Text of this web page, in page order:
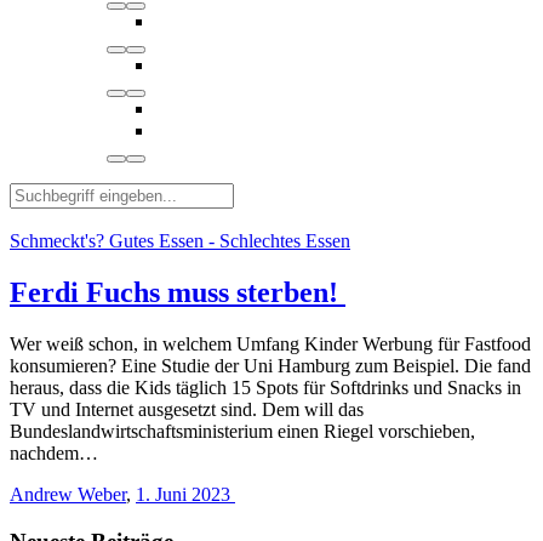
Schmeckt's? Gutes Essen - Schlechtes Essen
Ferdi Fuchs muss sterben!
Wer weiß schon, in welchem Umfang Kinder Werbung für Fastfood
konsumieren? Eine Studie der Uni Hamburg zum Beispiel. Die fand
heraus, dass die Kids täglich 15 Spots für Softdrinks und Snacks in
TV und Internet ausgesetzt sind. Dem will das
Bundeslandwirtschaftsministerium einen Riegel vorschieben,
nachdem…
Andrew Weber, 1. Juni 2023